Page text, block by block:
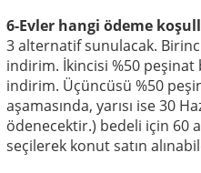
6-Evler hangi ödeme
3 alternatif sunulacak.
indirim. İkincisi %50 peşinat
indirim. Üçüncüsü %50
aşamasında, yarısı ise 30
ödenecektir.) bedeli için 60
seçilerek konut satın